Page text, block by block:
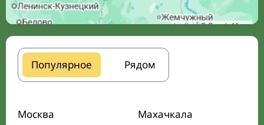
Leaflet| © Google Maps
Популярное Рядом
Москва
Махачкала